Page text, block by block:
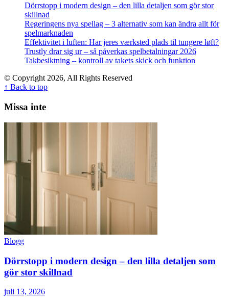
Dörrstopp i modern design – den lilla detaljen som gör stor
skillnad
Regeringens nya spellag – 3 alternativ som kan ändra allt för
spelmarknaden
Effektivitet i luften: Har jeres værksted plads til tungere løft?
Trustly drar sig ur – så påverkas spelbetalningar 2026
Takbesiktning – kontroll av takets skick och funktion
© Copyright 2026, All Rights Reserved
↑ Back to top
Missa inte
Blogg
Dörrstopp i modern design – den lilla detaljen som
gör stor skillnad
juli 13, 2026